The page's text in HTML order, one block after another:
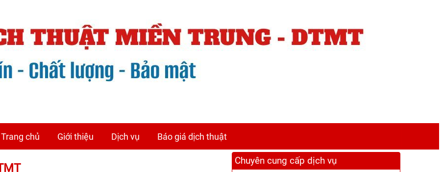
Trang chủ Giới thiệu Dịch vụ Báo giá dịch thuật
Chuyên cung cấp dịch vụ